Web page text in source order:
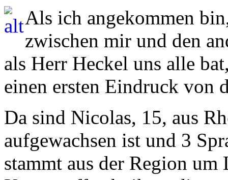
Als ich angekommen
zwischen mir und den
als Herr Heckel uns alle
einen ersten Eindruck von
Da sind Nicolas, 15, aus
aufgewachsen ist und 3
stammt aus der Region